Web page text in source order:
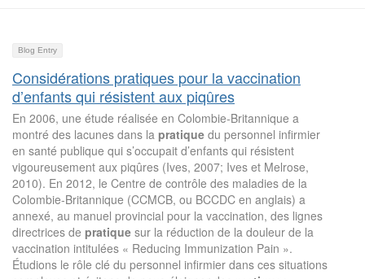
Blog Entry
Considérations pratiques pour la vaccination
d’enfants qui résistent aux piqûres
En 2006, une étude réalisée en Colombie-Britannique a
montré des lacunes dans la pratique du personnel infirmier
en santé publique qui s’occupait d’enfants qui résistent
vigoureusement aux piqûres (Ives, 2007; Ives et Melrose,
2010). En 2012, le Centre de contrôle des maladies de la
Colombie-Britannique (CCMCB, ou BCCDC en anglais) a
annexé, au manuel provincial pour la vaccination, des lignes
directrices de pratique sur la réduction de la douleur de la
vaccination intitulées « Reducing Immunization Pain ».
Étudions le rôle clé du personnel infirmier dans ces situations